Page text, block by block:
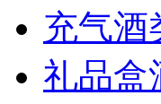
充气酒
礼品盒